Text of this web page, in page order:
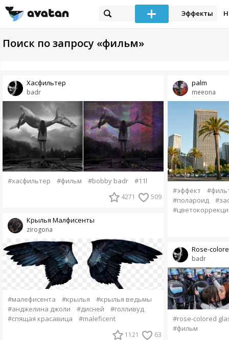
Эффекты
Поиск по запросу «фильм»
badr
Хасфильтер
#хасфильтер #фильм #bobby badr #11l
4271 509
zirogona
Крылья Малфисенты
#малефисента #крылья
#крылья ведьмы
#анджелина джоли
#дисней
#голливуд
#спящая красавица
#maleficent
1121 63
meeona
palm
#эффект
#полароид
badr
Rose-
#rose-colored
#фильм